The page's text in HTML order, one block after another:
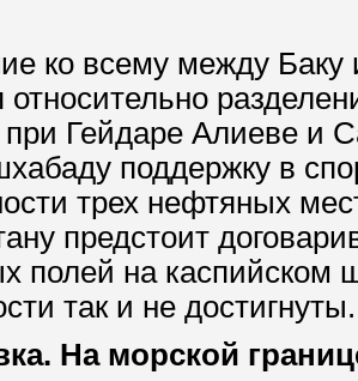
ко всему между
относительно
при Гейдаре Алиеве и
поддержку в
трех нефтяных
предстоит
полей на
так и не достигнуты.
На морской